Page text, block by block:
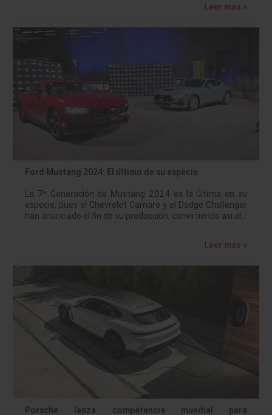
Leer más »
Ford Mustang 2024: El último de su especie
La 7ª Generación de Mustang 2024 es la última en su
especie, pues el Chevrolet Camaro y el Dodge Challenger
han anunciado el fin de su producción, convirtiendo así al…
Leer más »
Porsche lanza competencia mundial para